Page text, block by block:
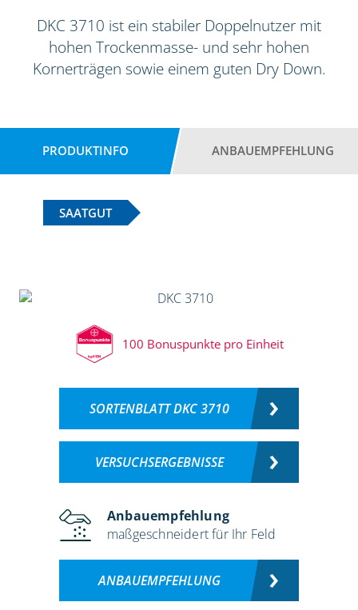
DKC 3710 ist ein stabiler Doppelnutzer mit
hohen Trockenmasse- und sehr hohen
Kornerträgen sowie einem guten Dry Down.
PRODUKTINFO ANBAUEMPFEHLUNG
SAATGUT
100 Bonuspunkte pro Einheit
SORTENBLATT DKC 3710
VERSUCHSERGEBNISSE
Anbauempfehlung
maßgeschneidert für Ihr Feld
ANBAUEMPFEHLUNG